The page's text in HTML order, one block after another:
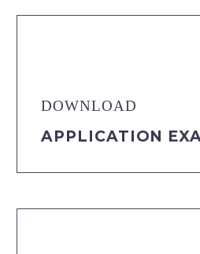
DOWNLOAD
APPLICATION